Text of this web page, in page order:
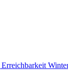
Erreichbarkeit